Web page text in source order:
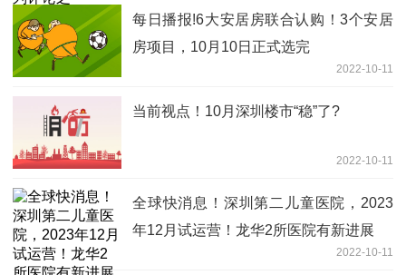
每日播报!6大安居房联合认购！3个安居
房项目，10月10日正式选完
2022-10-11
当前视点！10月深圳楼市“稳”了?
2022-10-11
全球快消息！深圳第二儿童医院，2023
年12月试运营！龙华2所医院有新进展
2022-10-11